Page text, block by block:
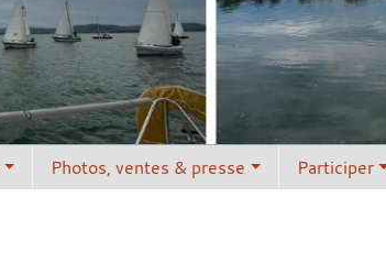
Photos, ventes & presse Participer